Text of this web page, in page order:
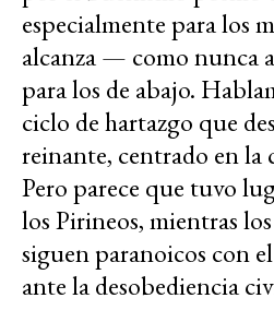
especialmente para los
alcanza — como nunca
para los de abajo.
ciclo de hartazgo que
reinante, centrado en la
Pero parece que tuvo
los Pirineos, mientras
siguen paranoicos con
ante la desobediencia